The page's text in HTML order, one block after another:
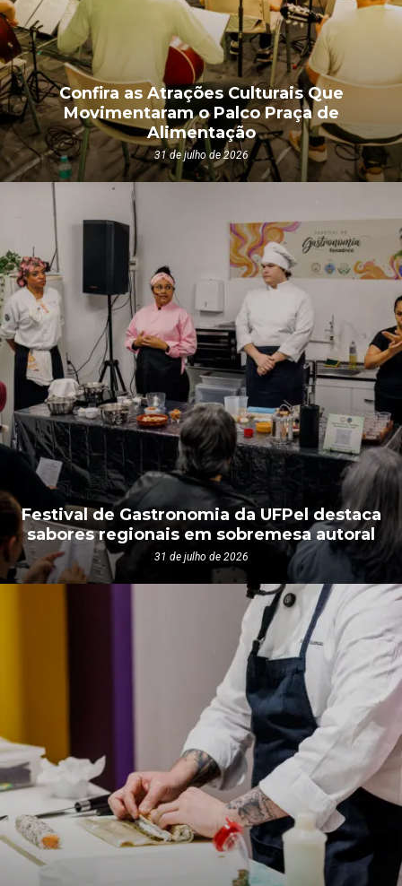
Confira as Atrações Culturais Que
Movimentaram o Palco Praça de
Alimentação
31 de julho de 2026
Festival de Gastronomia da UFPel destaca
sabores regionais em sobremesa autoral
31 de julho de 2026